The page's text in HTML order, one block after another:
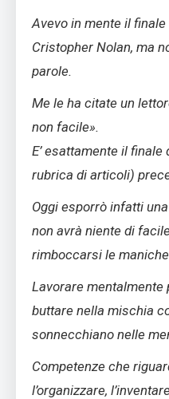
Avevo in mente il
Cristopher Nolan, ma
parole.
Me le ha citate un
non facile».
E’ esattamente il
rubrica di articoli)
Oggi esporrò infatti
non avrà niente di
rimboccarsi le
Lavorare mentalmente
buttare nella mischia
sonnecchiano nelle
Competenze che
l’organizzare,